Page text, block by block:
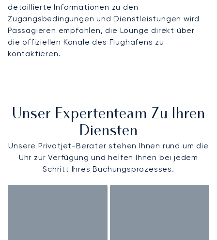
detaillierte Informationen zu den
Zugangsbedingungen und Dienstleistungen wird
Passagieren empfohlen, die Lounge direkt über
die offiziellen Kanäle des Flughafens zu
kontaktieren.
Unser Expertenteam Zu Ihren
Diensten
Unsere Privatjet-Berater stehen Ihnen rund um die
Uhr zur Verfügung und helfen Ihnen bei jedem
Schritt Ihres Buchungsprozesses.